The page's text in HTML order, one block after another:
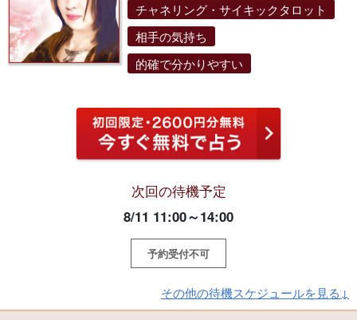
チャネリング・サイキックタロット
相手の気持ち
的確で分かりやすい
次回の待機予定
8/11 11:00～14:00
予約受付不可
その他の待機スケジュールを見る↓